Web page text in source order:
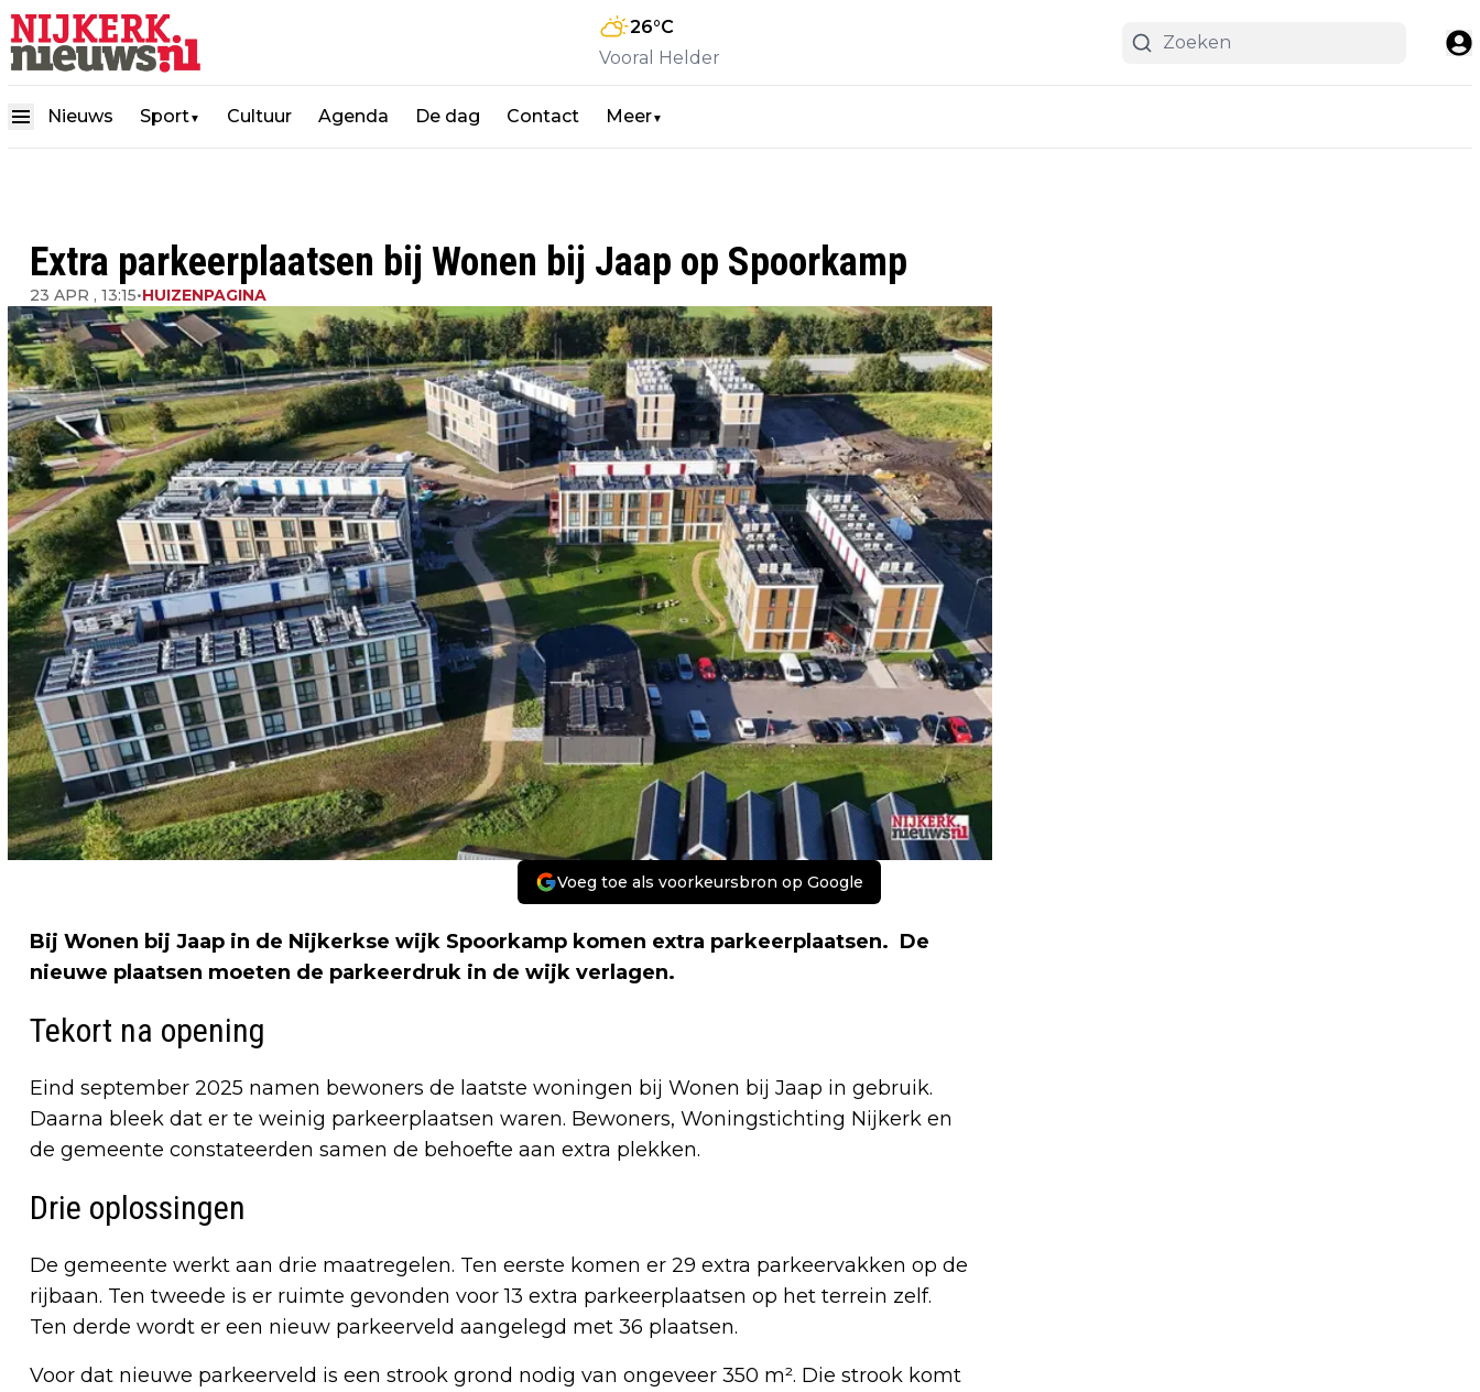
26°C
Vooral Helder
Nieuws Sport▼ Cultuur Agenda De dag Contact Meer▼
Extra parkeerplaatsen bij Wonen bij Jaap op Spoorkamp
23 APR , 13:15•HUIZENPAGINA
Voeg toe als voorkeursbron op Google
Bij Wonen bij Jaap in de Nijkerkse wijk Spoorkamp komen extra parkeerplaatsen. De
nieuwe plaatsen moeten de parkeerdruk in de wijk verlagen.
Tekort na opening
Eind september 2025 namen bewoners de laatste woningen bij Wonen bij Jaap in gebruik.
Daarna bleek dat er te weinig parkeerplaatsen waren. Bewoners, Woningstichting Nijkerk en
de gemeente constateerden samen de behoefte aan extra plekken.
Drie oplossingen
De gemeente werkt aan drie maatregelen. Ten eerste komen er 29 extra parkeervakken op de
rijbaan. Ten tweede is er ruimte gevonden voor 13 extra parkeerplaatsen op het terrein zelf.
Ten derde wordt er een nieuw parkeerveld aangelegd met 36 plaatsen.
Voor dat nieuwe parkeerveld is een strook grond nodig van ongeveer 350 m². Die strook komt